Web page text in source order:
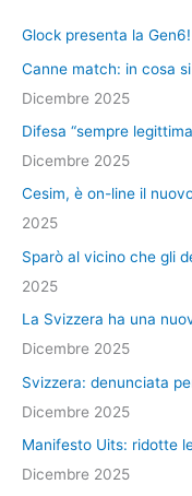
Glock presenta la Gen6!
Canne match: in cosa
Dicembre 2025
Difesa “sempre
Dicembre 2025
Cesim, è on-line il
2025
Sparò al vicino che gli
2025
La Svizzera ha una
Dicembre 2025
Svizzera: denunciata
Dicembre 2025
Manifesto Uits: ridotte
Dicembre 2025